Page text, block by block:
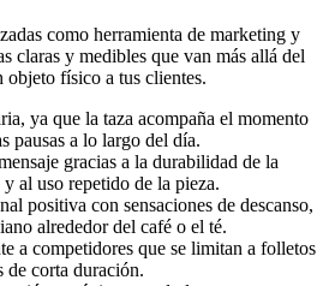
como herramienta de marketing y
claras y medibles que van más allá del
objeto físico a tus clientes.
ya que la taza acompaña el momento
pausas a lo largo del día.
gracias a la durabilidad de la
al uso repetido de la pieza.
positiva con sensaciones de descanso,
alrededor del café o el té.
a competidores que se limitan a folletos
de corta duración.